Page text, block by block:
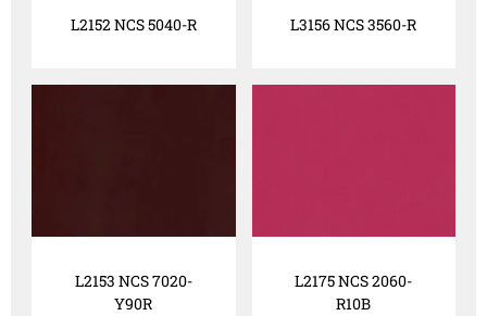
L2152 NCS 5040-R L3156 NCS 3560-R
L2153 NCS 7020-
Y90R
L2175 NCS 2060-
R10B